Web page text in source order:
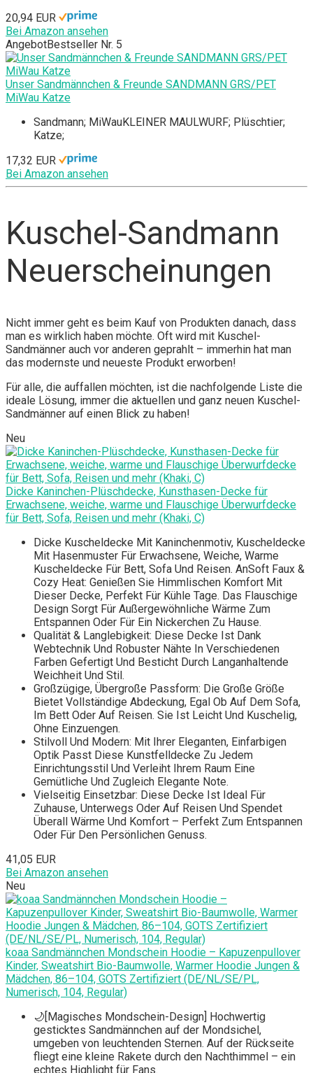
20,94 EUR
Bei Amazon ansehen
AngebotBestseller Nr. 5
Unser Sandmännchen & Freunde SANDMANN GRS/PET
MiWau Katze
Sandmann; MiWauKLEINER MAULWURF; Plüschtier;
Katze;
17,32 EUR
Bei Amazon ansehen
Kuschel-Sandmann
Neuerscheinungen
Nicht immer geht es beim Kauf von Produkten danach, dass
man es wirklich haben möchte. Oft wird mit Kuschel-
Sandmänner auch vor anderen geprahlt – immerhin hat man
das modernste und neueste Produkt erworben!
Für alle, die auffallen möchten, ist die nachfolgende Liste die
ideale Lösung, immer die aktuellen und ganz neuen Kuschel-
Sandmänner auf einen Blick zu haben!
Neu
Dicke Kaninchen-Plüschdecke, Kunsthasen-Decke für
Erwachsene, weiche, warme und Flauschige Überwurfdecke
für Bett, Sofa, Reisen und mehr (Khaki, C)
Dicke Kuscheldecke Mit Kaninchenmotiv, Kuscheldecke
Mit Hasenmuster Für Erwachsene, Weiche, Warme
Kuscheldecke Für Bett, Sofa Und Reisen. AnSoft Faux &
Cozy Heat: Genießen Sie Himmlischen Komfort Mit
Dieser Decke, Perfekt Für Kühle Tage. Das Flauschige
Design Sorgt Für Außergewöhnliche Wärme Zum
Entspannen Oder Für Ein Nickerchen Zu Hause.
Qualität & Langlebigkeit: Diese Decke Ist Dank
Webtechnik Und Robuster Nähte In Verschiedenen
Farben Gefertigt Und Besticht Durch Langanhaltende
Weichheit Und Stil.
Großzügige, Übergroße Passform: Die Große Größe
Bietet Vollständige Abdeckung, Egal Ob Auf Dem Sofa,
Im Bett Oder Auf Reisen. Sie Ist Leicht Und Kuschelig,
Ohne Einzuengen.
Stilvoll Und Modern: Mit Ihrer Eleganten, Einfarbigen
Optik Passt Diese Kunstfelldecke Zu Jedem
Einrichtungsstil Und Verleiht Ihrem Raum Eine
Gemütliche Und Zugleich Elegante Note.
Vielseitig Einsetzbar: Diese Decke Ist Ideal Für
Zuhause, Unterwegs Oder Auf Reisen Und Spendet
Überall Wärme Und Komfort – Perfekt Zum Entspannen
Oder Für Den Persönlichen Genuss.
41,05 EUR
Bei Amazon ansehen
Neu
koaa Sandmännchen Mondschein Hoodie – Kapuzenpullover
Kinder, Sweatshirt Bio-Baumwolle, Warmer Hoodie Jungen &
Mädchen, 86–104, GOTS Zertifiziert (DE/NL/SE/PL,
Numerisch, 104, Regular)
🌙[Magisches Mondschein-Design] Hochwertig
gesticktes Sandmännchen auf der Mondsichel,
umgeben von leuchtenden Sternen. Auf der Rückseite
fliegt eine kleine Rakete durch den Nachthimmel – ein
echtes Highlight für Fans.